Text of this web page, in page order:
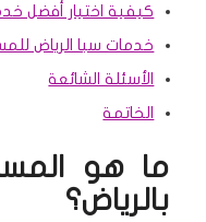
كيفية اختيار أفضل
خدمات سبا الرياض
الأسئلة الشائعة
الخاتمة
ما هو
بالرياض؟